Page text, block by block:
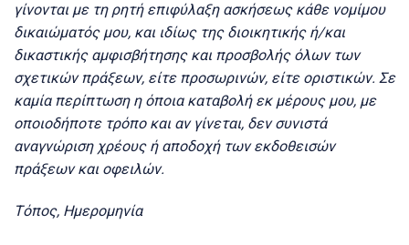
γίνονται με τη ρητή επιφύλαξη ασκήσεως κάθε νομίμου
δικαιώματός μου, και ιδίως της διοικητικής ή/και
δικαστικής αμφισβήτησης και προσβολής όλων των
σχετικών πράξεων, είτε προσωρινών, είτε οριστικών. Σε
καμία περίπτωση η όποια καταβολή εκ μέρους μου, με
οποιοδήποτε τρόπο και αν γίνεται, δεν συνιστά
αναγνώριση χρέους ή αποδοχή των εκδοθεισών
πράξεων και οφειλών.
Τόπος, Ημερομηνία